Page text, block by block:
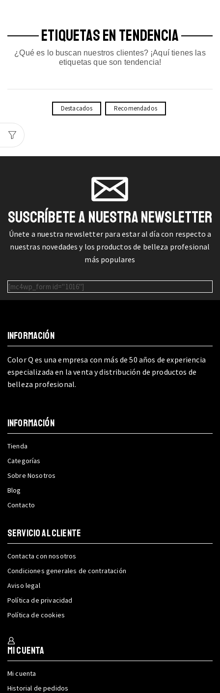
ETIQUETAS EN TENDENCIA
¿Qué es lo buscan nuestros clientes? ¡Aquí tienes las
etiquetas que son tendencia!
Destacados Recomendados
SUSCRÍBETE A NUESTRA NEWSLETTER
Únete a nuestra newsletter para estar al día con respecto a
nuestras novedades y los productos de belleza profesional
más populares
[mc4wp_form id="1016"]
INFORMACIÓN
Color Q es una empresa con más de 50 años de experiencia
especializada en la venta y distribución de productos de
belleza profesional.
INFORMACIÓN
Tienda
Categorías
Sobre Nosotros
Blog
Contacto
SERVICIO AL CLIENTE
Contacta con nosotros
Condiciones generales de contratación
Aviso legal
Política de privacidad
Política de cookies
Mi cuenta
Mi cuenta
Historial de pedidos